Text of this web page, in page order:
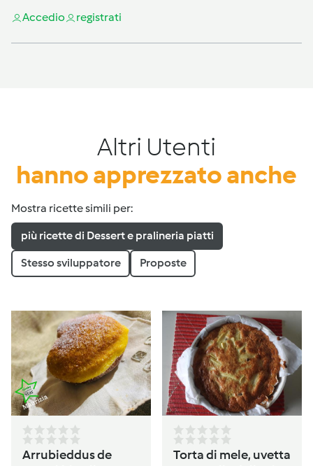
Accedio registrati
Altri Utenti
hanno apprezzato anche
Mostra ricette simili per:
più ricette di Dessert e pralineria piatti
Stesso sviluppatore Proposte
Arrubieddus de
Torta di mele, uvetta